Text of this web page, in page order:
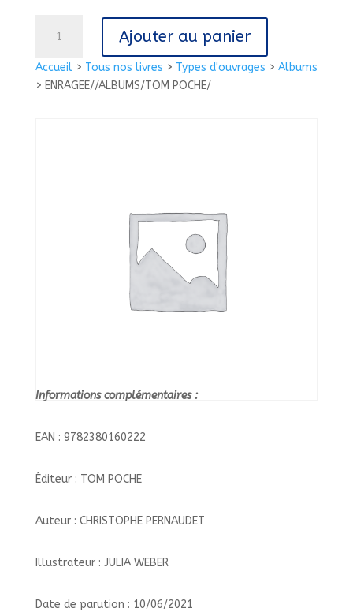
Accueil> Tous nos livres > Types d'ouvrages > Albums
> ENRAGEE//ALBUMS/TOM POCHE/
ENRAGEE//ALBUMS/TOM
POCHE/
Ajouter au panier
Informations complémentaires :
EAN : 9782380160222
Éditeur : TOM POCHE
Auteur : CHRISTOPHE PERNAUDET
Illustrateur : JULIA WEBER
Date de parution : 10/06/2021